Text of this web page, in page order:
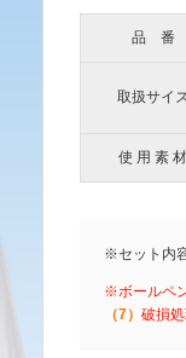
品 番
取扱サイ
使 用 素 材
※セット内
※ボールペ
（7） 破損